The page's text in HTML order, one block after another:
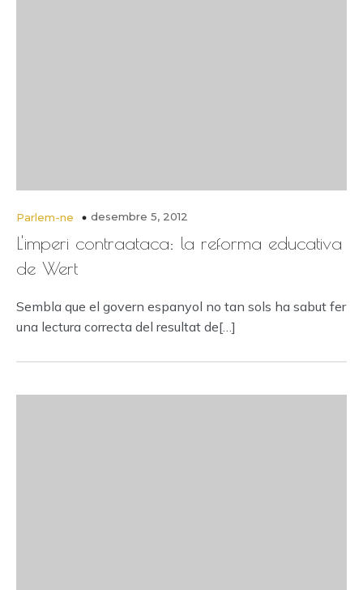
Parlem-ne desembre 5, 2012
L'imperi contraataca: la reforma educativa
de Wert
Sembla que el govern espanyol no tan sols ha sabut fer
una lectura correcta del resultat de[…]